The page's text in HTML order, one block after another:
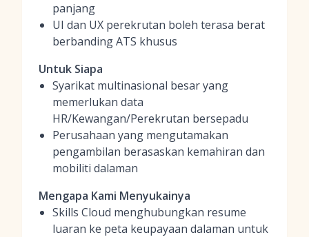
panjang
UI dan UX perekrutan boleh terasa berat
berbanding ATS khusus
Untuk Siapa
Syarikat multinasional besar yang
memerlukan data
HR/Kewangan/Perekrutan bersepadu
Perusahaan yang mengutamakan
pengambilan berasaskan kemahiran dan
mobiliti dalaman
Mengapa Kami Menyukainya
Skills Cloud menghubungkan resume
luaran ke peta keupayaan dalaman untuk